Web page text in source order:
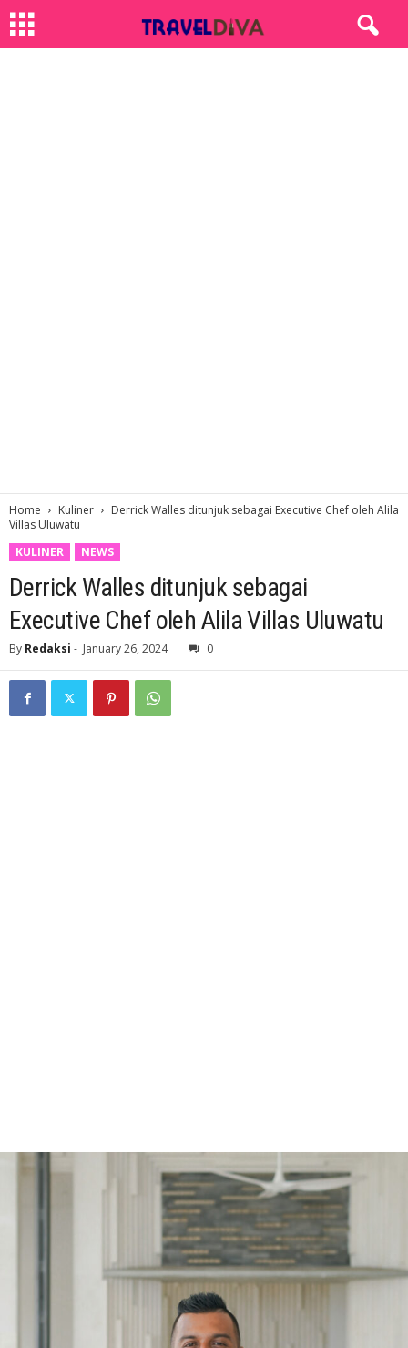
Home Kuliner
Derrick Walles ditunjuk sebagai Executive Chef oleh Alila
Villas Uluwatu
KULINER
NEWS
Derrick Walles ditunjuk sebagai
Executive Chef oleh Alila Villas Uluwatu
By Redaksi - January 26, 2024 0